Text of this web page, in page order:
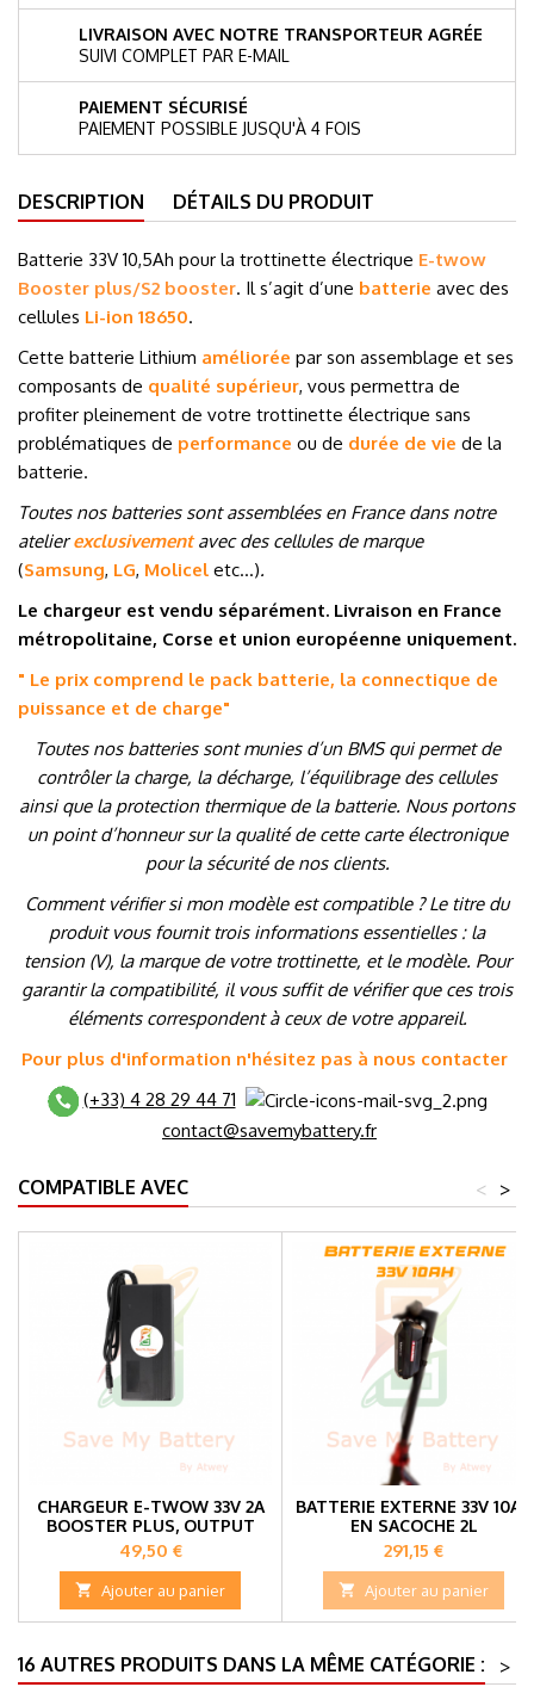
LIVRAISON AVEC NOTRE TRANSPORTEUR AGRÉE
SUIVI COMPLET PAR E-MAIL
PAIEMENT SÉCURISÉ
PAIEMENT POSSIBLE JUSQU'À 4 FOIS
DESCRIPTION DÉTAILS DU PRODUIT
Batterie 33V 10,5Ah pour la trottinette électrique E-twow
Booster plus/S2 booster. Il s’agit d’une batterie avec des
cellules Li-ion 18650.
Cette batterie Lithium améliorée par son assemblage et ses
composants de qualité supérieur, vous permettra de
profiter pleinement de votre trottinette électrique sans
problématiques de performance ou de durée de vie de la
batterie.
Toutes nos batteries sont assemblées en France dans notre
atelierexclusivementavec des cellules de marque
(Samsung, LG, Molicel etc…).
Le chargeur est vendu séparément. Livraison en France
métropolitaine, Corse et union européenne uniquement.
" Le prix comprend le pack batterie, la connectique de
puissance et de charge"
Toutes nos batteries sont munies d’un BMS qui permet de
contrôler la charge, la décharge, l’équilibrage des cellules
ainsi que la protection thermique de la batterie. Nous portons
un point d’honneur sur la qualité de cette carte électronique
pour la sécurité de nos clients.
Comment vérifier si mon modèle est compatible ? Le titre du
produit vous fournit trois informations essentielles : la
tension (V), la marque de votre trottinette, et le modèle. Pour
garantir la compatibilité, il vous suffit de vérifier que ces trois
éléments correspondent à ceux de votre appareil.
Pour plus d'information n'hésitez pas à nous contacter
(+33) 4 28 29 44 71
contact@savemybattery.fr
COMPATIBLE AVEC >
<
CHARGEUR E-TWOW 33V 2A
BOOSTER PLUS, OUTPUT
37,4V
Prix
49,50 €
 Ajouter au panier
BATTERIE EXTERNE 33V 10AH
EN SACOCHE 2L
Prix
291,15 €
 Ajouter au panier
16 AUTRES PRODUITS DANS LA MÊME CATÉGORIE :
>